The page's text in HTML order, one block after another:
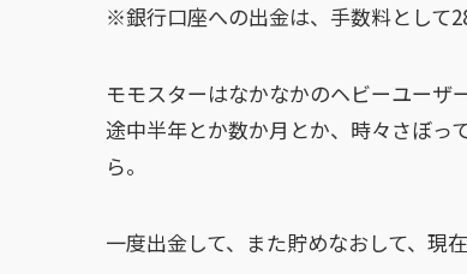
※銀行口座への出金は、手数料として
モモスターはなかなかのヘビーユーザ
途中半年とか数か月とか、時々さぼっ
ら。
一度出金して、また貯めなおして、現